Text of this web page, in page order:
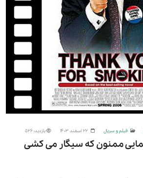
فیلم و سریال 22 اسفند 1403 بازدید: 526
ممنون که سیگار می کشی